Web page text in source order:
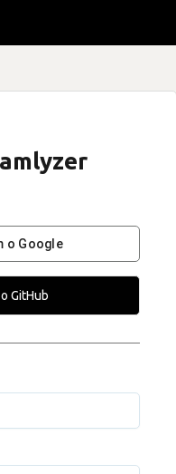
o Google
GitHub